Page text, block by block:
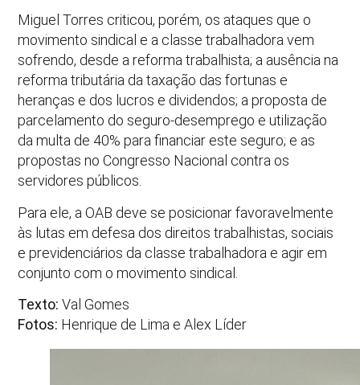
Miguel Torres criticou, porém, os ataques que o
movimento sindical e a classe trabalhadora vem
sofrendo, desde a reforma trabalhista; a ausência na
reforma tributária da taxação das fortunas e
heranças e dos lucros e dividendos; a proposta de
parcelamento do seguro-desemprego e utilização
da multa de 40% para financiar este seguro; e as
propostas no Congresso Nacional contra os
servidores públicos.
Para ele, a OAB deve se posicionar favoravelmente
às lutas em defesa dos direitos trabalhistas, sociais
e previdenciários da classe trabalhadora e agir em
conjunto com o movimento sindical.
Texto: Val Gomes
Fotos: Henrique de Lima e Alex Líder